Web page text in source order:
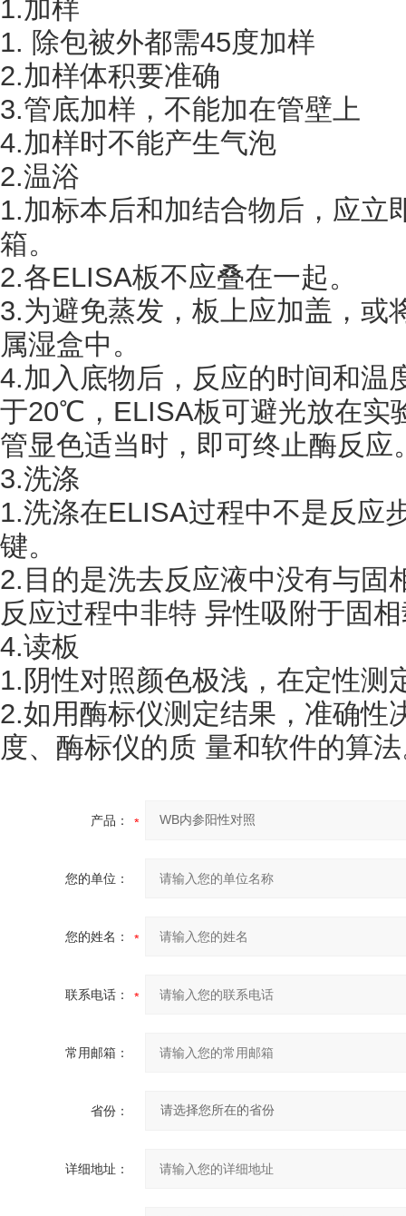
1.加样
1. 除包被外都需45度加样
2.加样体积要准确
3.管底加样，不能加在管壁上
4.加样时不能产生气泡
2.温浴
1.加标本后和加结合物后，应立
箱。
2.各ELISA板不应叠在一起。
3.为避免蒸发，板上应加盖，或
属湿盒中。
4.加入底物后，反应的时间和温
于20℃，ELISA板可避光放在实
管显色适当时，即可终止酶反应
3.洗涤
1.洗涤在ELISA过程中不是反应
键。
2.目的是洗去反应液中没有与固
反应过程中非特 异性吸附于固
4.读板
1.阴性对照颜色极浅，在定性测
2.如用酶标仪测定结果，准确性
度、酶标仪的质 量和软件的算
产品：
您的单位：
您的姓名：
联系电话：
常用邮箱：
省份：
详细地址：